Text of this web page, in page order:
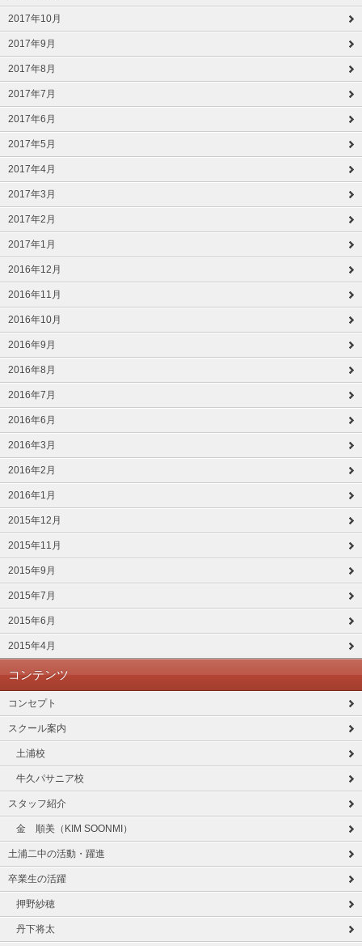
2017年10月
2017年9月
2017年8月
2017年7月
2017年6月
2017年5月
2017年4月
2017年3月
2017年2月
2017年1月
2016年12月
2016年11月
2016年10月
2016年9月
2016年8月
2016年7月
2016年6月
2016年3月
2016年2月
2016年1月
2015年12月
2015年11月
2015年9月
2015年7月
2015年6月
2015年4月
コンテンツ
コンセプト
スクール案内
土浦校
牛久パサニア校
スタッフ紹介
金 順美（KIM SOONMI）
土浦二中の活動・躍進
卒業生の活躍
押野紗穂
丹下将太